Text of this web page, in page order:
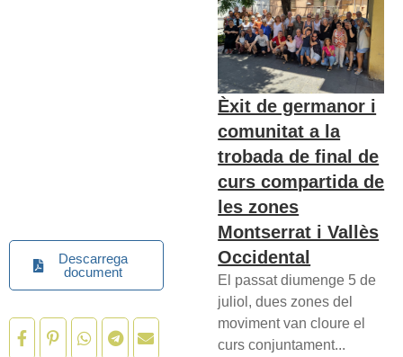
Descarrega
document
Èxit de germanor i
comunitat a la
trobada de final de
curs compartida de
les zones
Montserrat i Vallès
Occidental
El passat diumenge 5 de
juliol, dues zones del
moviment van cloure el
curs conjuntament...